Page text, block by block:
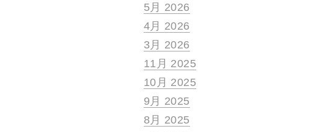
5月 2026
4月 2026
3月 2026
11月 2025
10月 2025
9月 2025
8月 2025